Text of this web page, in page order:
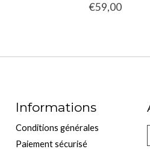
€59,00
Informations
Conditions générales
Paiement sécurisé